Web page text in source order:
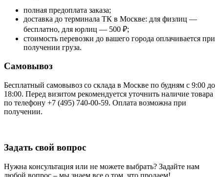
полная предоплата заказа;
доставка до терминала ТК в Москве: для физлиц —
бесплатно, для юрлиц — 500 ₽;
стоимость перевозки до вашего города оплачивается при
получении груза.
Самовывоз
Бесплатный самовывоз со склада в Москве по будням с 9:00 до
18:00. Перед визитом рекомендуется уточнить наличие товара
по телефону +7 (495) 740-00-59. Оплата возможна при
получении.
Задать свой вопрос
Нужна консультация или не можете выбрать? Задайте нам
любой вопрос – мы знаем все о том, что продаем!